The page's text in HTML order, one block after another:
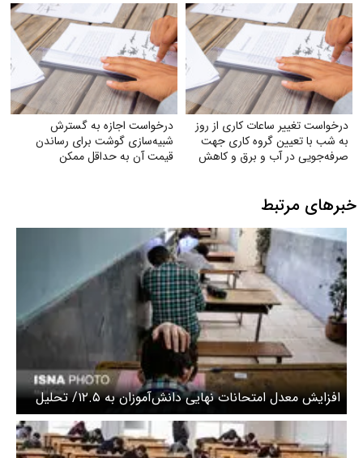
دشمن
درخواست تغییر ساعات کاری از روز
به شب با تعیین گروه کاری جهت
صرفه‌جویی در آب و برق و کاهش
درخواست اجازه به گسترش
شبیه‌سازی گوشت برای رساندن
قیمت آن به حداقل ممکن
خبرهای مرتبط
افزایش معدل امتحانات نهایی دانش‌آموزان به ۱۲.۵/ تحلیل
نمرات امتحانی